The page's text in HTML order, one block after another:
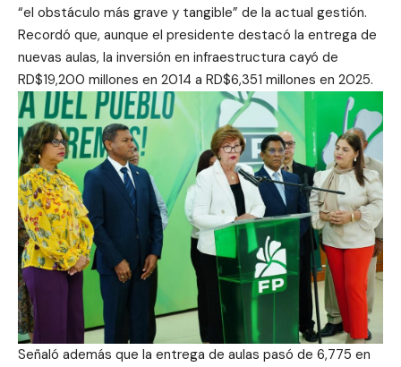
“el obstáculo más grave y tangible” de la actual gestión.
Recordó que, aunque el presidente destacó la entrega de
nuevas aulas, la inversión en infraestructura cayó de
RD$19,200 millones en 2014 a RD$6,351 millones en 2025.
Señaló además que la entrega de aulas pasó de 6,775 en